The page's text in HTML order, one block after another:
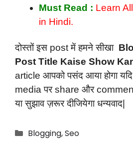
Must Read : Learn
in Hindi.
दोस्तों इस post में हमने सीखा
Post Title Kaise Show
article आपको पसंद आया होगा
media पर share और
या सुझाव ज़रूर दीजियेगा धन्यवाद|
Blogging,Seo